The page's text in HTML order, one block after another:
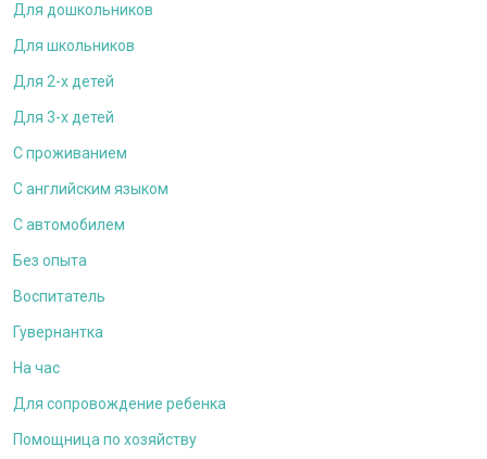
Для дошкольников
Для школьников
Для 2-х детей
Для 3-х детей
С проживанием
С английским языком
С автомобилем
Без опыта
Воспитатель
Гувернантка
На час
Для сопровождение ребенка
Помощница по хозяйству